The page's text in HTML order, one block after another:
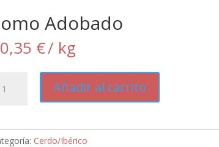
Adobado
€/ kg
Añadir al carrito
Cerdo/Ibérico